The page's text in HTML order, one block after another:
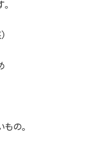
)
の。